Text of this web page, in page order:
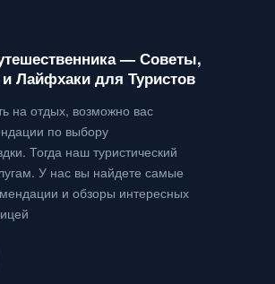
— Советы,
Лайфхаки для Туристов
на отдых, возможно вас
по выбору
Тогда наш туристический
У нас вы найдете самые
и обзоры интересных